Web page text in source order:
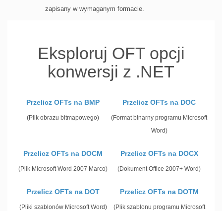
zapisany w wymaganym formacie.
Eksploruj OFT opcji
konwersji z .NET
Przelicz OFTs na BMP
(Plik obrazu bitmapowego)
Przelicz OFTs na DOC
(Format binarny programu Microsoft
Word)
Przelicz OFTs na DOCM
(Plik Microsoft Word 2007 Marco)
Przelicz OFTs na DOCX
(Dokument Office 2007+ Word)
Przelicz OFTs na DOT
(Pliki szablonów Microsoft Word)
Przelicz OFTs na DOTM
(Plik szablonu programu Microsoft